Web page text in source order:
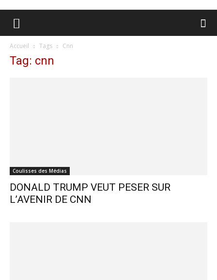
Accueil Tags Cnn
Tag: cnn
Coulisses des Médias
DONALD TRUMP VEUT PESER SUR
L’AVENIR DE CNN